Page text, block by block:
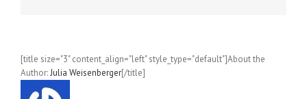
[title size="3" content_align="left" style_type="default"]About the
Author:Julia Weisenberger[/title]